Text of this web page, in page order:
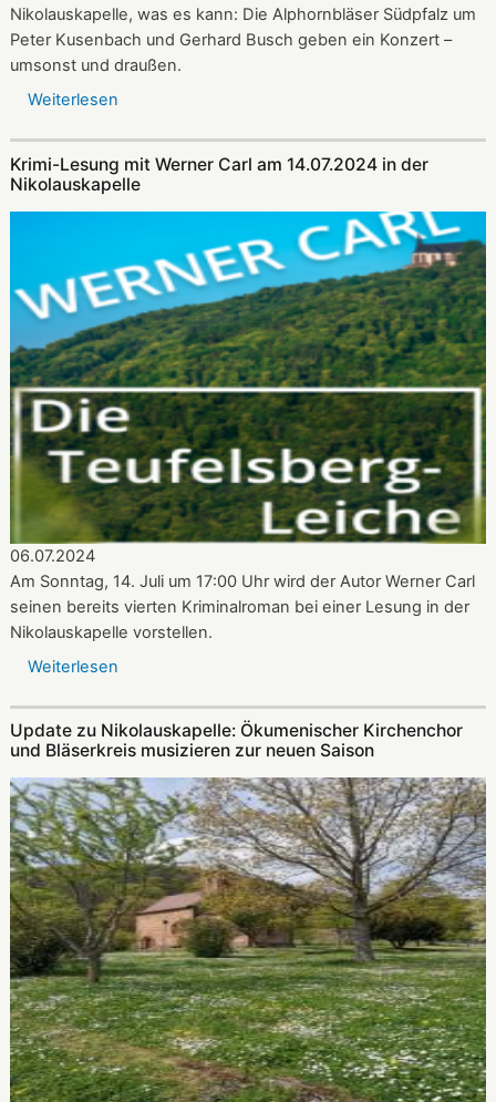
Nikolauskapelle, was es kann: Die Alphornbläser Südpfalz um
Peter Kusenbach und Gerhard Busch geben ein Konzert –
umsonst und draußen.
Weiterlesen
der
August
–
Benefizkonzert
mit
den
Alphornbläsern
Südpfalz
Krimi-Lesung mit Werner Carl am 14.07.2024 in der
Nikolauskapelle
06.07.2024
Am Sonntag, 14. Juli um 17:00 Uhr wird der Autor Werner Carl
seinen bereits vierten Kriminalroman bei einer Lesung in der
Nikolauskapelle vorstellen.
Weiterlesen
mit
Carl
am
14.07.2024
in
der
Nikolauskapelle
Update zu Nikolauskapelle: Ökumenischer Kirchenchor
und Bläserkreis musizieren zur neuen Saison